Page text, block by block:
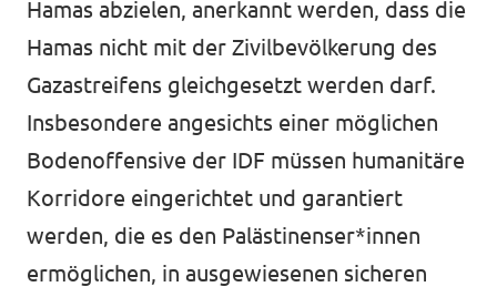
Hamas abzielen, anerkannt werden, dass die
Hamas nicht mit der Zivilbevölkerung des
Gazastreifens gleichgesetzt werden darf.
Insbesondere angesichts einer möglichen
Bodenoffensive der IDF müssen humanitäre
Korridore eingerichtet und garantiert
werden, die es den Palästinenser*innen
ermöglichen, in ausgewiesenen sicheren